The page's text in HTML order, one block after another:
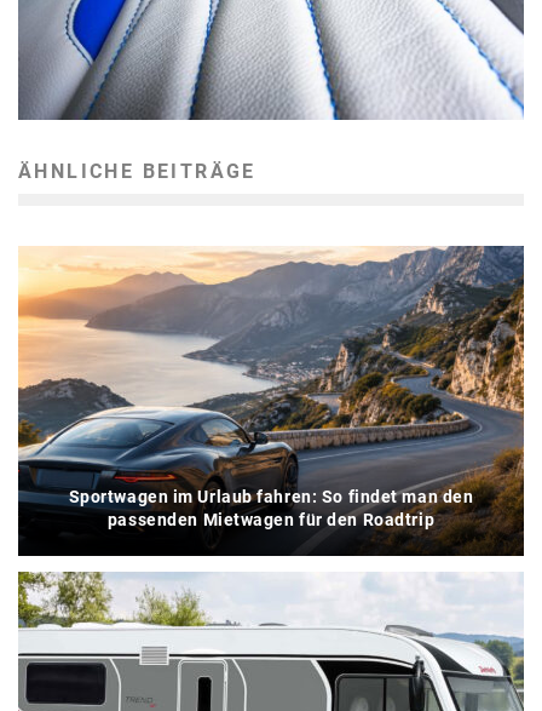
ÄHNLICHE BEITRÄGE
Sportwagen im Urlaub fahren: So findet man den
passenden Mietwagen für den Roadtrip